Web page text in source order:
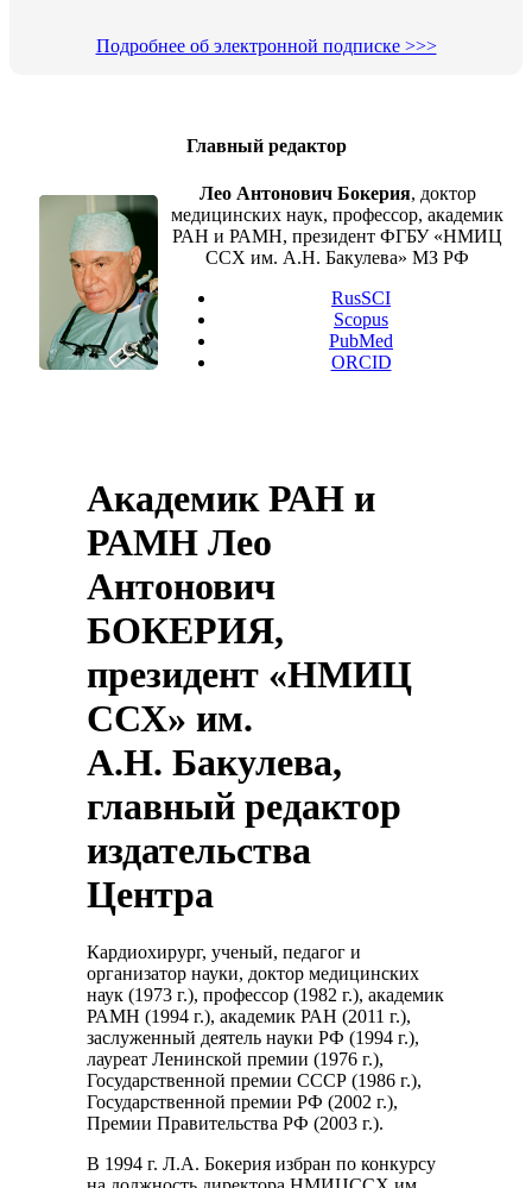
Подробнее об электронной подписке >>>
Главный редактор
Лео Антонович Бокерия, доктор
медицинских наук, профессор, академик
РАН и РАМН, президент ФГБУ «НМИЦ
ССХ им. А.Н. Бакулева» МЗ РФ
RusSCI
Scopus
PubMed
ORCID
Академик РАН и
РАМН Лео
Антонович
БОКЕРИЯ,
президент «НМИЦ
ССХ» им.
А.Н. Бакулева,
главный редактор
издательства
Центра
Кардиохирург, ученый, педагог и
организатор науки, доктор медицинских
наук (1973 г.), профессор (1982 г.), академик
РАМН (1994 г.), академик РАН (2011 г.),
заслуженный деятель науки РФ (1994 г.),
лауреат Ленинской премии (1976 г.),
Государственной премии СССР (1986 г.),
Государственной премии РФ (2002 г.),
Премии Правительства РФ (2003 г.).
В 1994 г. Л.А. Бокерия избран по конкурсу